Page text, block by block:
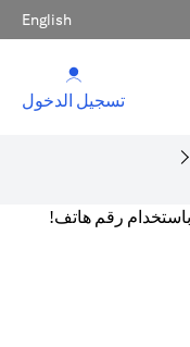
English
تسجيل الدخول